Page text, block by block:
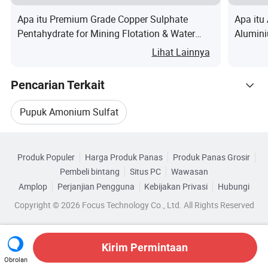
k
n
FAQ
Apa itu Premium Grade Copper Sulphate
Pentahydrate for Mining Flotation & Water
Lihat Lainnya
Apa itu
Pencarian Terkait
Pupuk Amonium Sulfat
Ammonium Sulfat Pertanian
Ammonium Sulfat Granular
Ammonium Sulfat Putih
Telusuri menurut Kategori
Produk Populer Harga Produk Panas
Produk Panas Grosir
Pembeli bintang
Situs PC
Wawasan
Amplop
Perjanjian Pengguna Kebijakan Privasi
Hubungi
Copyright © 2026 Focus Technology Co., Ltd. All Rights Reserved
Obrolan
Kirim Permintaan